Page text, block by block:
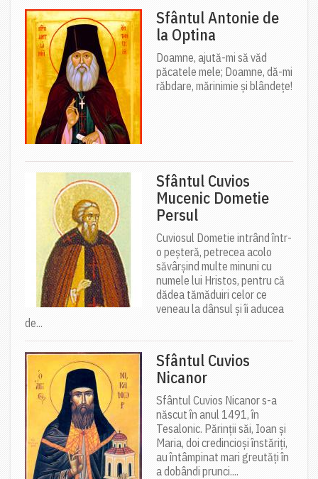
Sfântul Antonie de
la Optina
Doamne, ajută-mi să văd
păcatele mele; Doamne, dă-mi
răbdare, mărinimie şi blândeţe!
Sfântul Cuvios
Mucenic Dometie
Persul
Cuviosul Dometie intrând într-
o peșteră, petrecea acolo
săvârșind multe minuni cu
numele lui Hristos, pentru că
dădea tămăduiri celor ce
veneau la dânsul și îi aducea
de...
Sfântul Cuvios
Nicanor
Sfântul Cuvios Nicanor s-a
născut în anul 1491, în
Tesalonic. Părinții săi, Ioan și
Maria, doi credincioși înstăriți,
au întâmpinat mari greutăți în
a dobândi prunci....